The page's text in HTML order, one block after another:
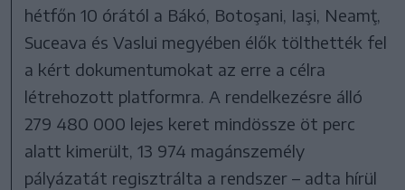
hétfőn 10 órától a Bákó, Botoşani, Iaşi, Neamţ,
Suceava és Vaslui megyében élők tölthették fel
a kért dokumentumokat az erre a célra
létrehozott platformra. A rendelkezésre álló
279 480 000 lejes keret mindössze öt perc
alatt kimerült, 13 974 magánszemély
pályázatát regisztrálta a rendszer – adta hírül